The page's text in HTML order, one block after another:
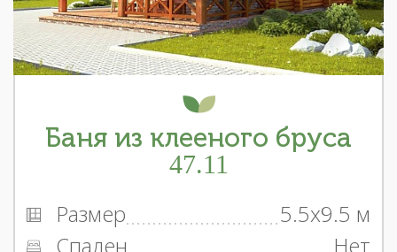
Баня из клееного бруса
47.11
Размер
5.5x9.5 м
Спален
Нет